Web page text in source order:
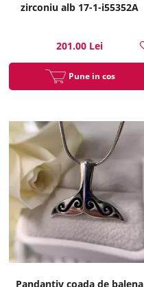
zirconiu alb 17-1-i55352A
201.00 Lei
Pune in cos
Pandantiv coada de balena